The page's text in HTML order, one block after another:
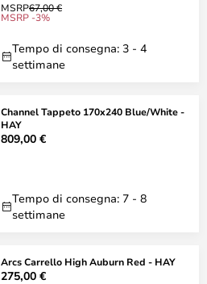
MSRP67,00 €
MSRP -3%
Tempo di consegna: 3 - 4
settimane
Channel Tappeto 170x240 Blue/White -
HAY
809,00 €
Tempo di consegna: 7 - 8
settimane
Arcs Carrello High Auburn Red - HAY
275,00 €